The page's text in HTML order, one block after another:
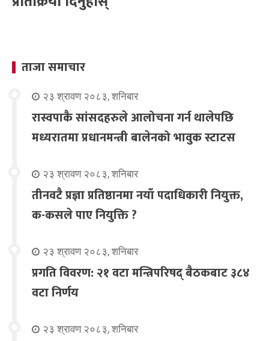
ताजा समाचार
२३ श्रावण २०८३, शनिबार
रास्वपाकै सांसदहरुले आलोचना गर्न थालेपछि
मध्यरातमा प्रधानमन्त्री बालेनको भावुक स्टाटस
२३ श्रावण २०८३, शनिबार
तीनवटै प्रज्ञा प्रतिष्ठानमा नयाँ पदाधिकारी नियुक्त,
क-कसले पाए नियुक्ति ?
२३ श्रावण २०८३, शनिबार
प्रगति विवरण: २१ वटा मन्त्रिपरिषद् बैठकबाट ३८४
वटा निर्णय
२३ श्रावण २०८३, शनिबार